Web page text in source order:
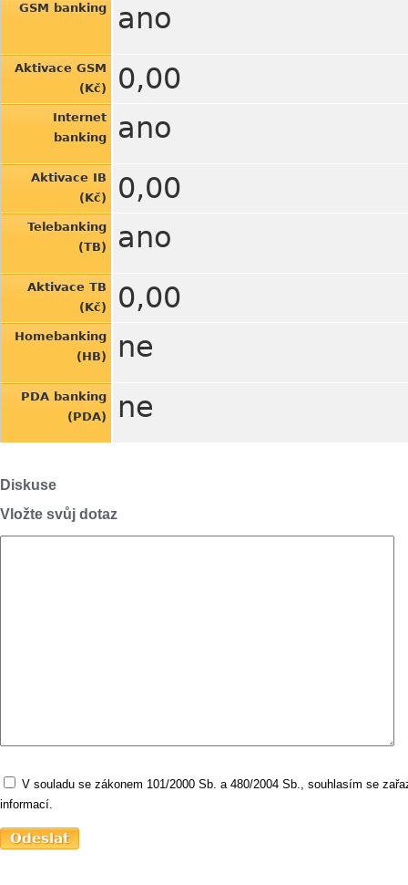
GSM banking ano
Aktivace GSM
(Kč)
0,00
Internet
banking
ano
Aktivace IB
(Kč)
0,00
Telebanking
(TB)
ano
Aktivace TB
(Kč)
0,00
Homebanking
(HB)
ne
PDA banking
(PDA)
ne
Diskuse
Vložte svůj dotaz
V souladu se zákonem 101/2000 Sb. a 480/2004 Sb., souhlasím se
informací.